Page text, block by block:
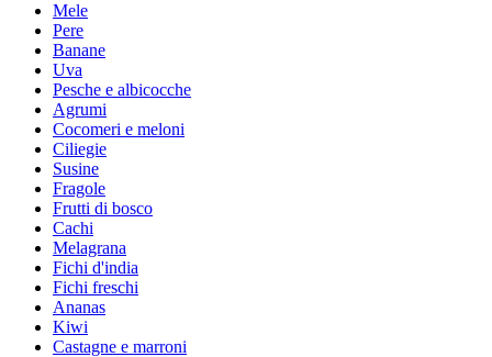
Mele
Pere
Banane
Uva
Pesche e albicocche
Agrumi
Cocomeri e meloni
Ciliegie
Susine
Fragole
Frutti di bosco
Cachi
Melagrana
Fichi d'india
Fichi freschi
Ananas
Kiwi
Castagne e marroni